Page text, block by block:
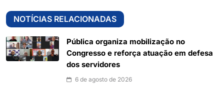
NOTÍCIAS RELACIONADAS
Pública organiza mobilização no
Congresso e reforça atuação em defesa
dos servidores
6 de agosto de 2026